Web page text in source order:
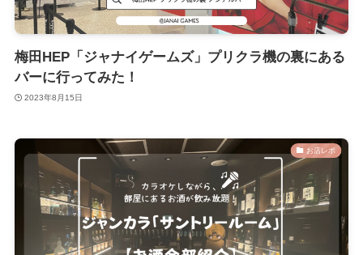
梅田HEP「ジャナイゲームズ」プリクラ機の裏にある
バーに行ってみた！
2023年8月15日
お店レポ